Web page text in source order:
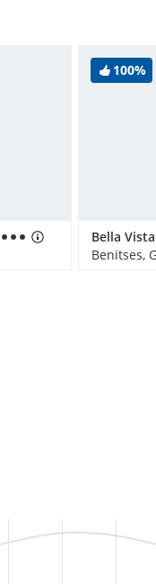
100%
Benitses,